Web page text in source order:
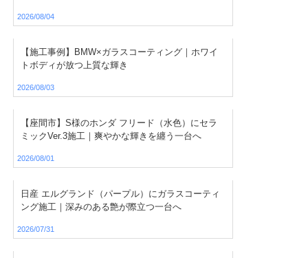
2026/08/04
【施工事例】BMW×ガラスコーティング｜ホワイ
トボディが放つ上質な輝き
2026/08/03
【座間市】S様のホンダ フリード（水色）にセラ
ミックVer.3施工｜爽やかな輝きを纏う一台へ
2026/08/01
日産 エルグランド（パープル）にガラスコーティ
ング施工｜深みのある艶が際立つ一台へ
2026/07/31